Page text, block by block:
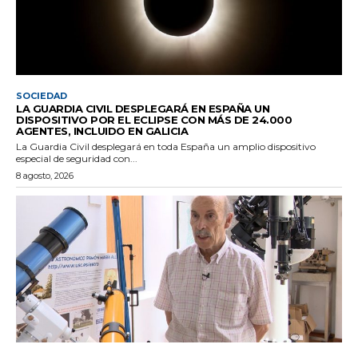
SOCIEDAD
LA GUARDIA CIVIL DESPLEGARÁ EN ESPAÑA UN
DISPOSITIVO POR EL ECLIPSE CON MÁS DE 24.000
AGENTES, INCLUIDO EN GALICIA
La Guardia Civil desplegará en toda España un amplio dispositivo
especial de seguridad con...
8 agosto, 2026